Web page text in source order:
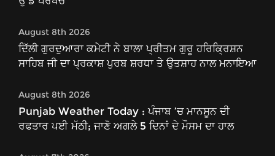
August 8th 2026
ਦਿੱਲੀ ਗੁਰਦੁਆਰਾ ਕਮੇਟੀ ਨੇ ਬਾਲਾ ਪ੍ਰੀਤਮ ਗੁਰੂ ਹਰਿਕ੍ਰਿਸ਼ਨ
ਸਾਹਿਬ ਜੀ ਦਾ ਪ੍ਰਕਾਸ਼ ਪੁਰਬ ਸ਼ਰਧਾ ਤੇ ਉਤਸ਼ਾਹ ਨਾਲ ਮਨਾਇਆ
August 8th 2026
Punjab Weather Today : ਪੰਜਾਬ ’ਚ ਮਾਨਸੂਨ ਦੀ
ਰਫਤਾਰ ਪਈ ਮੱਠੀ; ਜਾਣੋ ਅਗਲੇ 5 ਦਿਨਾਂ ਦੇ ਮੌਸਮ ਦਾ ਹਾਲ